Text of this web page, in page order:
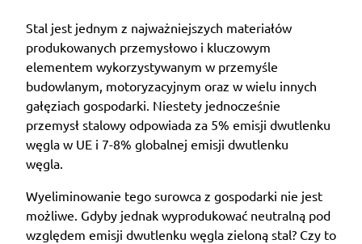
Stal jest jednym z najważniejszych materiałów
produkowanych przemysłowo i kluczowym
elementem wykorzystywanym w przemyśle
budowlanym, motoryzacyjnym oraz w wielu innych
gałęziach gospodarki. Niestety jednocześnie
przemysł stalowy odpowiada za 5% emisji dwutlenku
węgla w UE i 7-8% globalnej emisji dwutlenku
węgla.
Wyeliminowanie tego surowca z gospodarki nie jest
możliwe. Gdyby jednak wyprodukować neutralną pod
względem emisji dwutlenku węgla zieloną stal? Czy to